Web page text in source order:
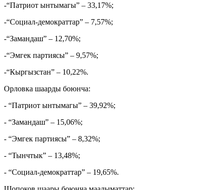
-“Патриот ынтымагы” – 33,17%;
-“Социал-демократтар” – 7,57%;
-“Замандаш” – 12,70%;
-“Эмгек партиясы” – 9,57%;
-“Кыргызстан” – 10,22%.
Орловка шаарды боюнча:
- “Патриот ынтымагы” – 39,92%;
- “Замандаш” – 15,06%;
- “Эмгек партиясы” – 8,32%;
- “Тынчтык” – 13,48%;
- “Социал-демократтар” – 19,65%.